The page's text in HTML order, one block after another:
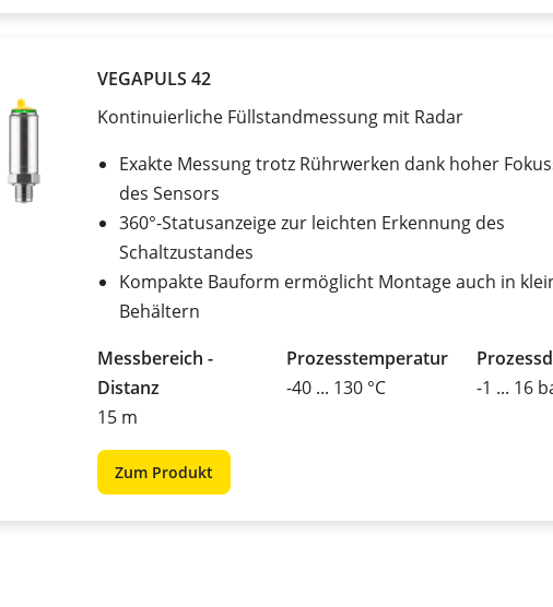
VEGAPULS 42
Kontinuierliche Füllstandmessung mit Radar
Exakte Messung trotz Rührwerken dank hoher
des Sensors
360°-Statusanzeige zur leichten Erkennung des
Schaltzustandes
Kompakte Bauform ermöglicht Montage auch in
Behältern
Messbereich -
Distanz
15 m
Prozesstemperatur
-40 ... 130 °C
-1 ... 16
Zum Produkt